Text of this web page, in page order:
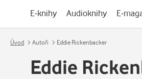
E-knihy Audioknihy E-
Úvod Autoři Eddie Rickenbacker
Eddie